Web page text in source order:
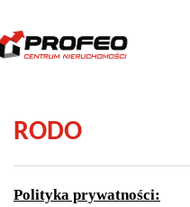
RODO
Polityka prywatności: